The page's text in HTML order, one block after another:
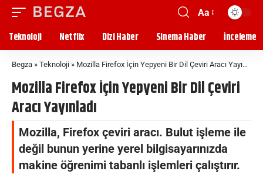
Aa
Teknoloji Netflix Dizi Haber Sinema Haber İnceleme
Begza » Teknoloji » Mozilla Firefox İçin Yepyeni Bir Dil Çeviri Aracı Yayınladı
Mozilla Firefox İçin Yepyeni Bir Dil Çeviri
Aracı Yayınladı
Mozilla, Firefox çeviri aracı. Bulut işleme ile
değil bunun yerine yerel bilgisayarınızda
makine öğrenimi tabanlı işlemleri çalıştırır.